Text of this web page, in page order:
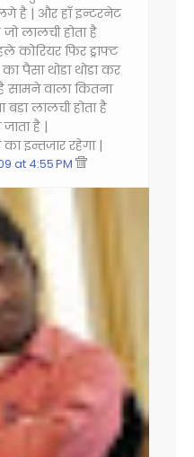
है | और हाँ इन्टरनेट
जो लालची होता है
कोरियर फिर ड्राफ्ट
पैसा थोडा थोडा कर
वाला कितना
बड़ा लालची होता है
जाता है |
इन्तजार रहेगा |
at 4:55 PM